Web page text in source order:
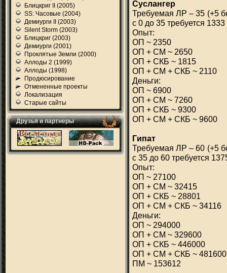
Блицкриг II (2005)
SS: Часовые (2004)
Демиурги II (2003)
Silent Storm (2003)
Блицкриг (2003)
Демиурги (2001)
Проклятые Земли (2000)
Аллоды 2 (1999)
Аллоды (1998)
Продюсирование
Отмененные проекты
Локализация
Старые сайты
Друзья и партнеры
Суслангер
Требуемая ЛР – 35 (+5
с 0 до 35 требуется
Опыт:
ОП ~ 2350
ОП + СМ ~ 2650
ОП + СКБ ~ 1815
ОП + СМ + СКБ ~ 2110
Деньги:
ОП ~ 6900
ОП + СМ ~ 7260
ОП + СКБ ~ 9300
ОП + СМ + СКБ ~ 9600
Гипат
Требуемая ЛР – 60 (+5
с 35 до 60 требуется
Опыт:
ОП ~ 27100
ОП + СМ ~ 32415
ОП + СКБ ~ 28801
ОП + СМ + СКБ ~ 34116
Деньги:
ОП ~ 294000
ОП + СМ ~ 329600
ОП + СКБ ~ 446000
ОП + СМ + СКБ ~ 481600
ПМ ~ 153612